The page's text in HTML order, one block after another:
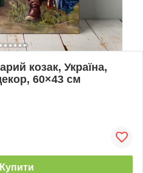
козак, Україна,
60×43 см
Купити